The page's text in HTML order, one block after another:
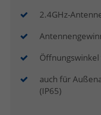
2.4GHz-
Öffnungswinkel
auch für
(IP65)